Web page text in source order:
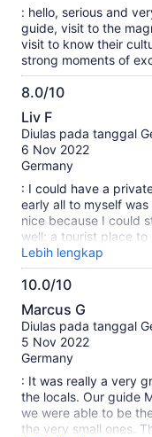
: hello, serious and
guide, visit to the
visit to know their
strong moments of
8.0/10
8.0
dari
10
Liv F
Diulas pada tanggal
6 Nov 2022
Germany
: I could have a
early all to myself
nice because I could
well: a tourist place
tried hard. All in all
Lebih lengkap
10.0/10
10.0
dari
10
Marcus G
Diulas pada tanggal
5 Nov 2022
Germany
: It was really a very
the locals. Our guide
we were able to be
the very small ones.